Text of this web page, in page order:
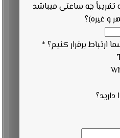
چه ساعتی میباشد
برقرار کنیم؟*